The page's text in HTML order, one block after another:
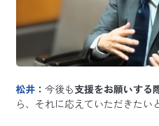
松井 ：今後も支援をお願いする
ら、それに応えていただきたい